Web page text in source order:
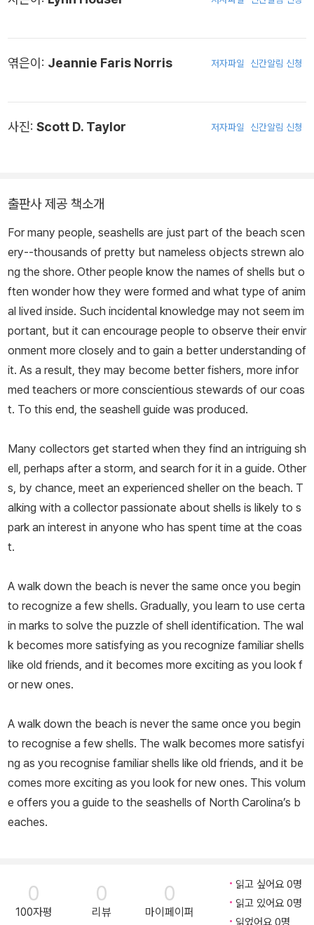
엮은이: Jeannie Faris Norris 저자파일 신간알림 신청
사진: Scott D. Taylor 저자파일 신간알림 신청
출판사 제공 책소개
For many people, seashells are just part of the beach scen
ery--thousands of pretty but nameless objects strewn alo
ng the shore. Other people know the names of shells but o
ften wonder how they were formed and what type of anim
al lived inside. Such incidental knowledge may not seem im
portant, but it can encourage people to observe their envir
onment more closely and to gain a better understanding of
it. As a result, they may become better fishers, more infor
med teachers or more conscientious stewards of our coas
t. To this end, the seashell guide was produced.
Many collectors get started when they find an intriguing sh
ell, perhaps after a storm, and search for it in a guide. Other
s, by chance, meet an experienced sheller on the beach. T
alking with a collector passionate about shells is likely to s
park an interest in anyone who has spent time at the coas
t.
A walk down the beach is never the same once you begin
to recognize a few shells. Gradually, you learn to use certa
in marks to solve the puzzle of shell identification. The wal
k becomes more satisfying as you recognize familiar shells
like old friends, and it becomes more exciting as you look f
or new ones.
A walk down the beach is never the same once you begin
to recognise a few shells. The walk becomes more satisfyi
ng as you recognise familiar shells like old friends, and it be
comes more exciting as you look for new ones. This volum
e offers you a guide to the seashells of North Carolina’s b
eaches.
0
100자평
0
리뷰
0
마이페이퍼
읽고 싶어요 0명
읽고 있어요 0명
읽었어요 0명